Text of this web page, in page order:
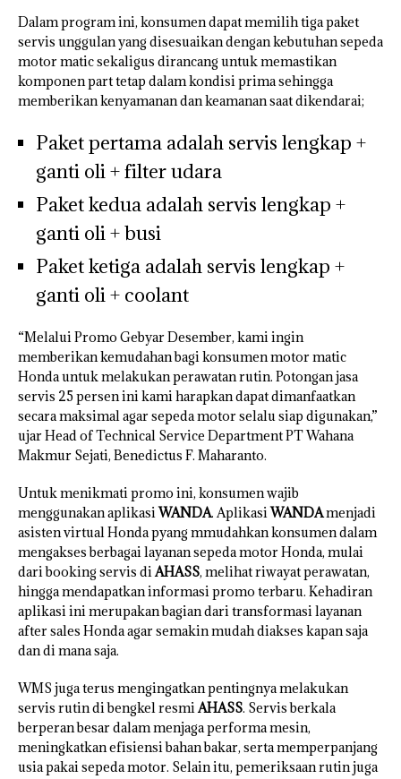
Dalam program ini, konsumen dapat memilih tiga paket
servis unggulan yang disesuaikan dengan kebutuhan sepeda
motor matic sekaligus dirancang untuk memastikan
komponen part tetap dalam kondisi prima sehingga
memberikan kenyamanan dan keamanan saat dikendarai;
Paket pertama adalah servis lengkap +
ganti oli + filter udara
Paket kedua adalah servis lengkap +
ganti oli + busi
Paket ketiga adalah servis lengkap +
ganti oli + coolant
“Melalui Promo Gebyar Desember, kami ingin
memberikan kemudahan bagi konsumen motor matic
Honda untuk melakukan perawatan rutin. Potongan jasa
servis 25 persen ini kami harapkan dapat dimanfaatkan
secara maksimal agar sepeda motor selalu siap digunakan,”
ujar Head of Technical Service Department PT Wahana
Makmur Sejati, Benedictus F. Maharanto.
Untuk menikmati promo ini, konsumen wajib
menggunakan aplikasiWANDA. AplikasiWANDAmenjadi
asisten virtual Honda pyang mmudahkan konsumen dalam
mengakses berbagai layanan sepeda motor Honda, mulai
dari booking servis diAHASS, melihat riwayat perawatan,
hingga mendapatkan informasi promo terbaru. Kehadiran
aplikasi ini merupakan bagian dari transformasi layanan
after sales Honda agar semakin mudah diakses kapan saja
dan di mana saja.
WMS juga terus mengingatkan pentingnya melakukan
servis rutin di bengkel resmiAHASS. Servis berkala
berperan besar dalam menjaga performa mesin,
meningkatkan efisiensi bahan bakar, serta memperpanjang
usia pakai sepeda motor. Selain itu, pemeriksaan rutin juga